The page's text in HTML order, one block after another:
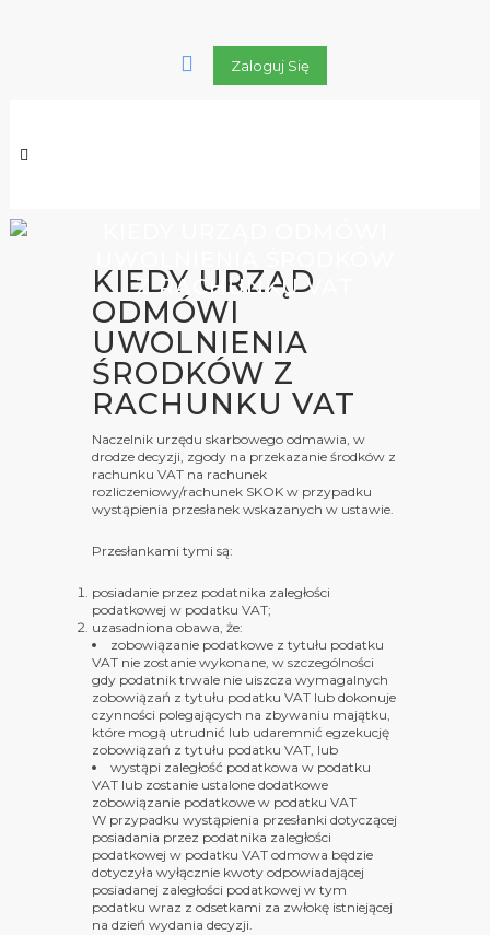
Zaloguj Się
Z RACHUNKU VAT
KIEDY URZĄD
ODMÓWI
UWOLNIENIA
ŚRODKÓW Z
RACHUNKU VAT
Naczelnik urzędu skarbowego odmawia, w
drodze decyzji, zgody na przekazanie środków z
rachunku VAT na rachunek
rozliczeniowy/rachunek SKOK w przypadku
wystąpienia przesłanek wskazanych w ustawie.
Przesłankami tymi są:
posiadanie przez podatnika zaległości
podatkowej w podatku VAT;
uzasadniona obawa, że:
zobowiązanie podatkowe z tytułu podatku
VAT nie zostanie wykonane, w szczególności
gdy podatnik trwale nie uiszcza wymagalnych
zobowiązań z tytułu podatku VAT lub dokonuje
czynności polegających na zbywaniu majątku,
które mogą utrudnić lub udaremnić egzekucję
zobowiązań z tytułu podatku VAT, lub
wystąpi zaległość podatkowa w podatku
VAT lub zostanie ustalone dodatkowe
zobowiązanie podatkowe w podatku VAT
W przypadku wystąpienia przesłanki dotyczącej
posiadania przez podatnika zaległości
podatkowej w podatku VAT odmowa będzie
dotyczyła wyłącznie kwoty odpowiadającej
posiadanej zaległości podatkowej w tym
podatku wraz z odsetkami za zwłokę istniejącej
na dzień wydania decyzji.